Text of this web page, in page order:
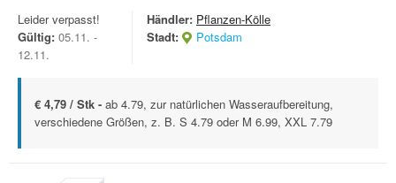
Leider verpasst!
Gültig: 05.11. -
12.11.
Händler: Pflanzen-Kölle
Stadt:
Potsdam
€ 4,79 / Stk - ab 4.79, zur natürlichen Wasseraufbereitung,
verschiedene Größen, z. B. S 4.79 oder M 6.99, XXL 7.79